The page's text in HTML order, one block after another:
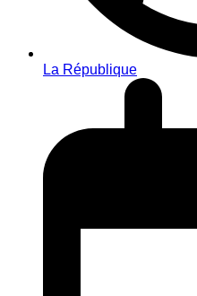
La République